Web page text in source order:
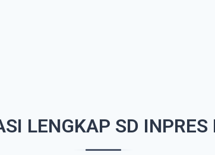
LENGKAP SD INPRES